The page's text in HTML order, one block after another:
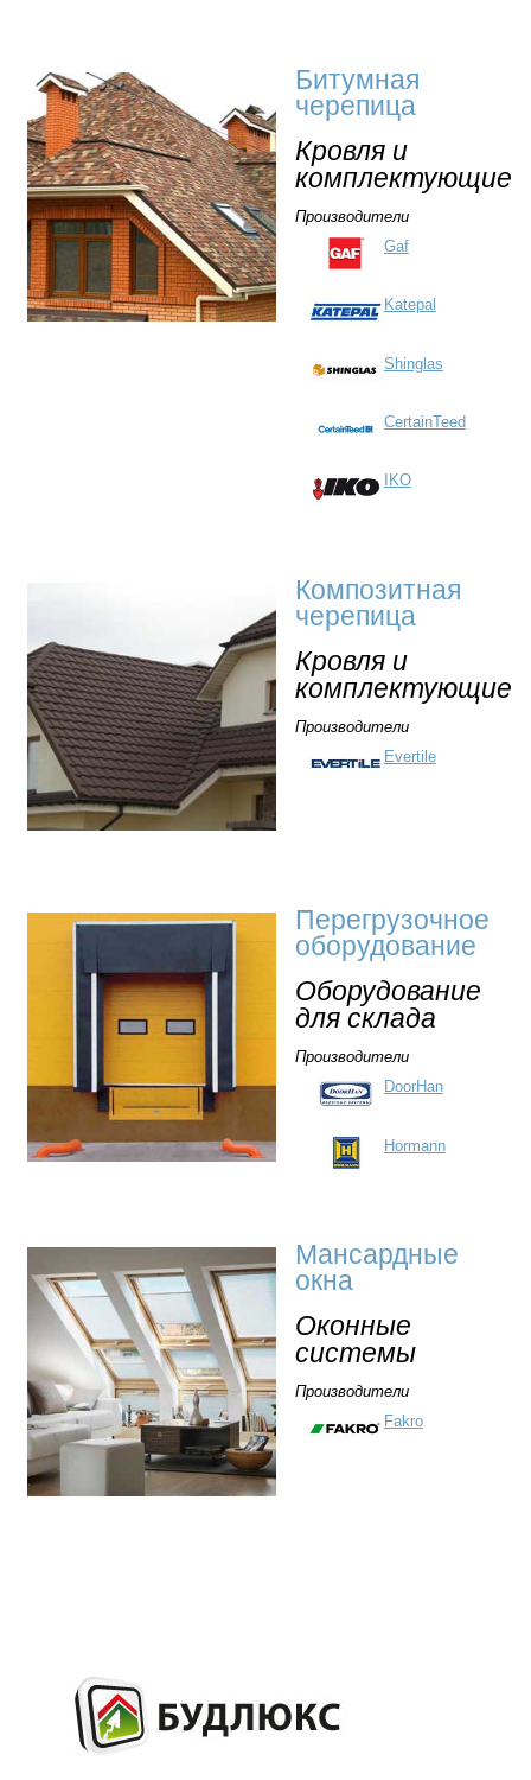
Битумная
черепица
Кровля и
комплектующие
Производители
Gaf
Katepal
Shinglas
CertainTeed
IKO
Композитная
черепица
Кровля и
комплектующие
Производители
Evertile
Перегрузочное
оборудование
Оборудование
для склада
Производители
DoorHan
Hormann
Мансардные
окна
Оконные
системы
Производители
Fakro